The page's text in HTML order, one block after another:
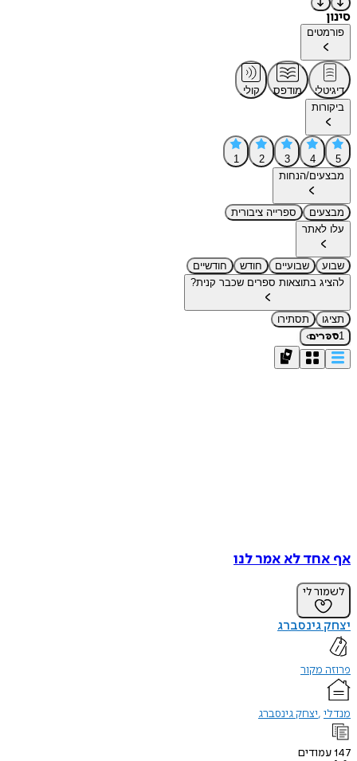
סינון
פורמטים
דיגיטלי מודפס
קולי
ביקורות
5
4
3
2
1
מבצעים/הנחות
מבצעים
ספרייה ציבורית
עלו לאתר
שבוע שבועיים חודש
חודשיים
להציג בתוצאות ספרים שכבר קנית?
תציגו
תסתירו
1ספרים›
אף אחד לא אמר לנו
לשמור לי
יצחק גינסברג
פרוזה מקור
מנדלי יצחק גינסברג
147עמודים